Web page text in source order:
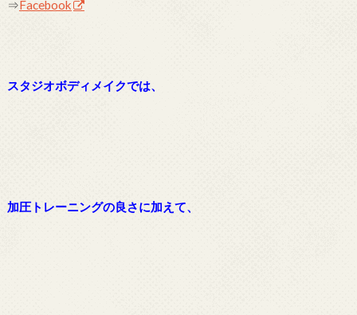
⇒Facebook
スタジオボディメイクでは、
加圧トレーニングの良さに加えて、